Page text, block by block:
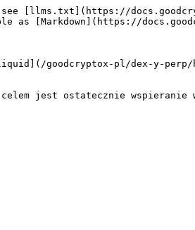
[llms.txt](https://
as [Markdown](https://
goodcryptox-pl/dex-y-